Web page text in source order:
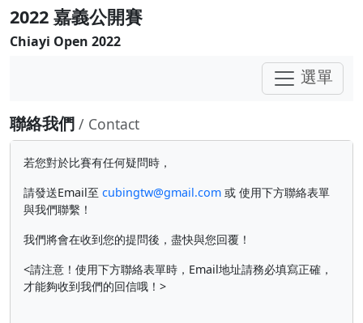
2022 嘉義公開賽
Chiayi Open 2022
選單
聯絡我們 / Contact
若您對於比賽有任何疑問時，
請發送Email至 cubingtw@gmail.com 或 使用下方聯絡表單
與我們聯繫！
我們將會在收到您的提問後，盡快與您回覆！
<請注意！使用下方聯絡表單時，Email地址請務必填寫正確，
才能夠收到我們的回信哦！>